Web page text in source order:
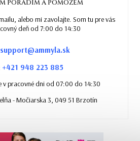
PORADÍM A POMÔŽEM
alebo mi zavolajte. Som tu pre vás
deň od 7:00 do 14:30
support@ammyla.sk
+421 948 223 885
v pracovné dni od 07:00 do 14:30
- Močiarska 3, 049 51 Brzotín